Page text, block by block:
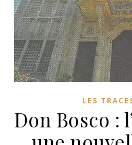
LES
Don Bosco :